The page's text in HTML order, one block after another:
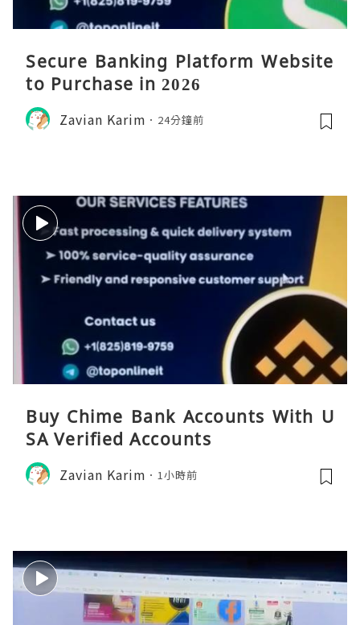
Secure Banking Platform Website
to Purchase in 2026
Zavian Karim 24分鐘前
Buy Chime Bank Accounts With U
SA Verified Accounts
Zavian Karim 1小時前